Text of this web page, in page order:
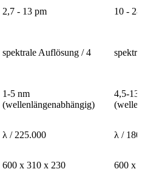
2,7 - 13 pm 10 -
spektrale Auflösung / 4
1-5 nm
(wellenlängenabhängig)
4,5-
λ / 225.000 λ /
600 x 310 x 230 600 x